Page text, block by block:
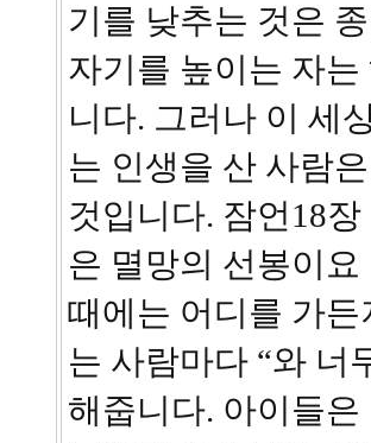
기를 낮추는 것은
자기를 높이는 자
니다. 그러나 이 세
는 인생을 산 사람
것입니다. 잠언18
은 멸망의 선봉이
때에는 어디를 가
는 사람마다 “와 너
해줍니다. 아이들